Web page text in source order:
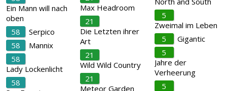
Ein Mann will nach
oben
58
Serpico
58
Mannix
58
Lady Lockenlicht
58
Max Headroom
21
Die Letzten ihrer
Art
21
Wild Wild Country
21
Meteor Garden
5
Zweimal im Leben
5
Gigantic
5
Jahre der
Verheerung
5